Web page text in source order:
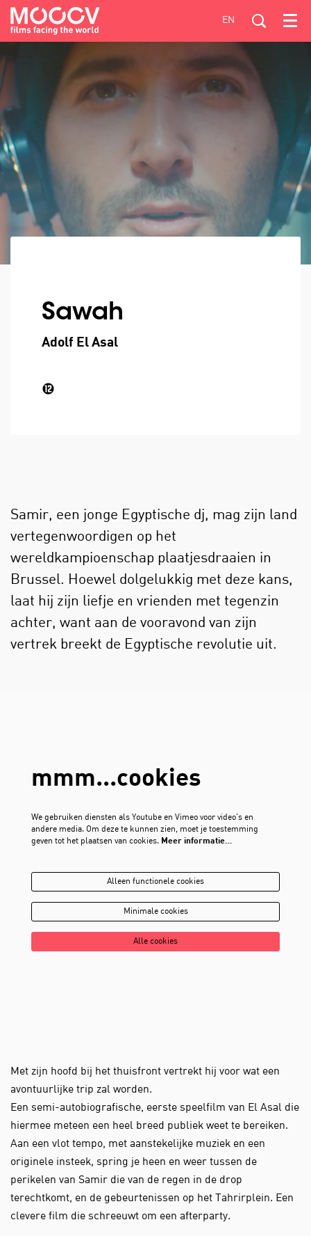
EN Menu
Sawah
Adolf El Asal
Samir, een jonge Egyptische dj, mag zijn land
vertegenwoordigen op het
wereldkampioenschap plaatjesdraaien in
Brussel. Hoewel dolgelukkig met deze kans,
laat hij zijn liefje en vrienden met tegenzin
achter, want aan de vooravond van zijn
vertrek breekt de Egyptische revolutie uit.
mmm...cookies
We gebruiken diensten als Youtube en Vimeo voor video's en
andere media. Om deze te kunnen zien, moet je toestemming
geven tot het plaatsen van cookies. Meer informatie…
Alleen functionele cookies
Minimale cookies
Alle cookies
Met zijn hoofd bij het thuisfront vertrekt hij voor wat een
avontuurlijke trip zal worden.
Een semi-autobiografische, eerste speelfilm van El Asal die
hiermee meteen een heel breed publiek weet te bereiken.
Aan een vlot tempo, met aanstekelijke muziek en een
originele insteek, spring je heen en weer tussen de
perikelen van Samir die van de regen in de drop
terechtkomt, en de gebeurtenissen op het Tahrirplein. Een
clevere film die schreeuwt om een afterparty.